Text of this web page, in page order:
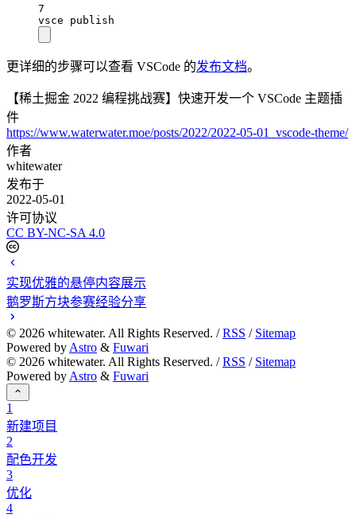
7
vsce
publish
更详细的步骤可以查看 VSCode 的发布文档。
【稀土掘金 2022 编程挑战赛】快速开发一个 VSCode 主题插
件
https://www.waterwater.moe/posts/2022/2022-05-01_vscode-theme/
作者
whitewater
发布于
2022-05-01
许可协议
CC BY-NC-SA 4.0
实现优雅的悬停内容展示
鹅罗斯方块参赛经验分享
© 2026 whitewater. All Rights Reserved. /RSS / Sitemap
Powered by Astro & Fuwari
© 2026 whitewater. All Rights Reserved. /RSS / Sitemap
Powered by Astro & Fuwari
1
新建项目
2
配色开发
3
优化
4